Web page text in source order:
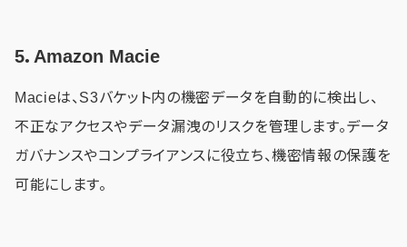
5．Amazon Macie
Macieは、S3バケット内の機密データを自動的に検出し、
不正なアクセスやデータ漏洩のリスクを管理します。データ
ガバナンスやコンプライアンスに役立ち、機密情報の保護を
可能にします。